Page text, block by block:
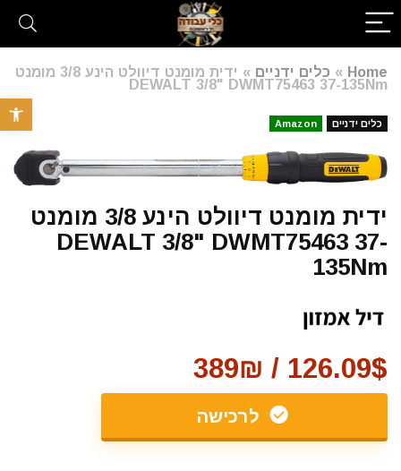
פתח
Home
» כלים ידניים » ידית מומנט דיוולט הינע 3/8 מומנט
DEWALT 3/8" DWMT75463 37-135Nm
כלים ידניים Amazon
ידית מומנט דיוולט הינע 3/8 מומנט
DEWALT 3/8" DWMT75463 37-
135Nm
126.09$ / 389₪
לרכישה